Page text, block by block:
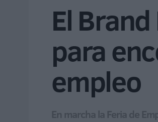
El
para
empleo
En marcha la Feria de